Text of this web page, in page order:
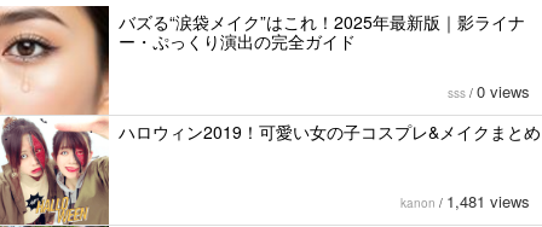
バズる“涙袋メイク”はこれ！2025年最新版｜影ライナ
ー・ぷっくり演出の完全ガイド
sss / 0 views
ハロウィン2019！可愛い女の子コスプレ&メイクまとめ
kanon / 1,481 views